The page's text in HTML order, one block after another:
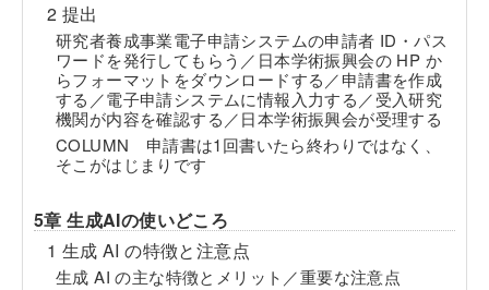
2 提出
研究者養成事業電子申請システムの申請者 ID・パス
ワードを発行してもらう／日本学術振興会の HP か
らフォーマットをダウンロードする／申請書を作成
する／電子申請システムに情報入力する／受入研究
機関が内容を確認する／日本学術振興会が受理する
COLUMN 申請書は1回書いたら終わりではなく、
そこがはじまりです
5章 生成AIの使いどころ
1 生成 AI の特徴と注意点
生成 AI の主な特徴とメリット／重要な注意点